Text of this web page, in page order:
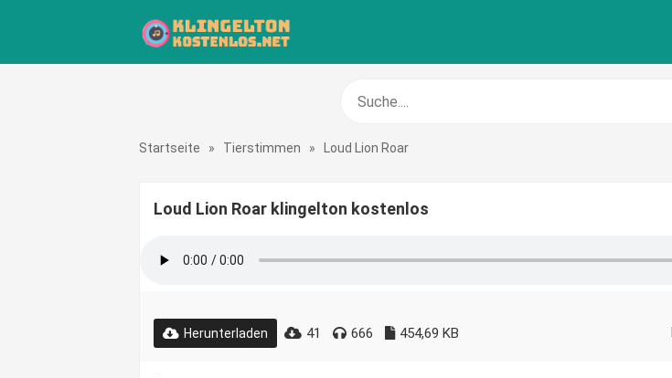
Startseite » Tierstimmen » Loud Lion Roar
Loud Lion Roar klingelton kostenlos
Herunterladen 41 666 454,69 KB